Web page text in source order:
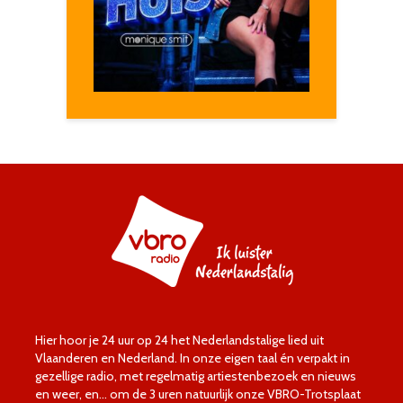
Hier hoor je 24 uur op 24 het Nederlandstalige lied uit
Vlaanderen en Nederland. In onze eigen taal én verpakt in
gezellige radio, met regelmatig artiestenbezoek en nieuws
en weer, en… om de 3 uren natuurlijk onze VBRO-Trotsplaat